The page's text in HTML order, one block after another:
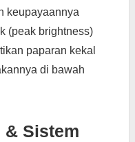
keupayaannya
(peak brightness)
paparan kekal
di bawah
& Sistem